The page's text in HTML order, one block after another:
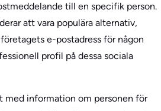
till en specifik person.
att vara populära alternativ,
e-postadress för någon
profil på dessa sociala
med information om personen för